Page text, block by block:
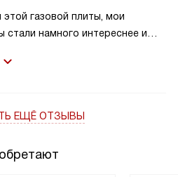
газовой плиты, мои
стали намного интереснее и
переключатели и
огне, и благодаря
несколько блюд
ЕЩЁ ОТЗЫВЫ